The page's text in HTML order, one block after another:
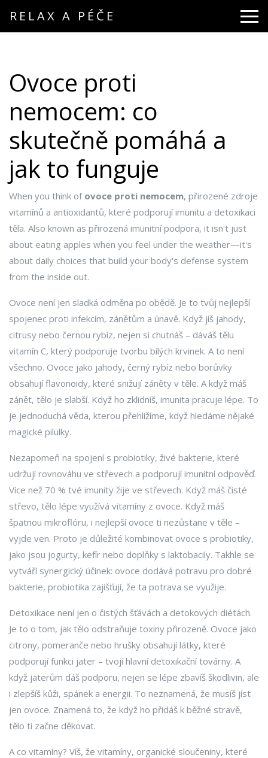
RELAX A PÉČE
Ovoce proti
nemocem: co
skutečně pomáhá a
jak to funguje
When you think of ovoce proti nemocem, přirozené zdroje
vitamínů a antioxidantů, které podporují imunitu a detoxikaci
těla. Also known as přirozená imunitní podpora, it isn't just
about eating apples when you feel under the weather—it's
about daily choices that build your body's defense system
from the inside out.
Ovoce není jen sladká odměna po obědě. Je to tvůj nejlepší
spojenec proti infekcím, zánětům a únavě. Když jíš jahody,
citrusy nebo černou rybíz, nejen si chutnáš – dáváš tělu
vitamín C, který podporuje tvorbu bílých krvinek. A to není
všechno. Ovoce jako jahody, černý rybíz nebo borůvky
obsahují flavonoidy, které snižují záněty v těle. A když máš
zánět, tělo je slabší. Když ho zklidníš, imunita pracuje lépe. To
je jednoduchá věda, kterou přehlížíme, když hledáme nějaké
magické pilulky.
Nezapomeň na spojení s probiotiky, živé bakterie, které
udržují rovnováhu ve střevech a podporují imunitní odpověď.
Více než 70 % tvé imunity žije ve střevech. Když máš čisté
střevo, tělo lépe využívá vitamíny z ovoce. Když máš
špatnou mikroflóru, i nejlepší ovoce ti nezůstane v těle –
vyjde ven. Proto je důležité kombinovat ovoce s probiotiky,
jako jsou jogurty, kefír nebo doplňky s laktobacily. Takhle se
vytváří synergický účinek: ovoce dodává potravu pro dobré
bakterie, probiotika zajišťují, že ta potrava se využije.
Detoxikace není jen o čistých šťávách a detokových diétách.
Je to o tom, jak tělo odstraňuje toxiny přirozeně. Ovoce jako
citrony, pomeranče nebo hrušky obsahují látky, které
podporují funkci jater – tvojí hlavní detoxikační továrny. A
když jaterům dáš podporu, nejen se lépe zbavíš škodlivin, ale
i zlepšíš kůži, spánek a energii. To neznamená, že musíš jíst
jen ovoce. Znamená to, že když ho přidáš k běžné stravě,
tělo ti začne děkovat.
A co vitamíny? Víš, že vitamíny, organické sloučeniny, které